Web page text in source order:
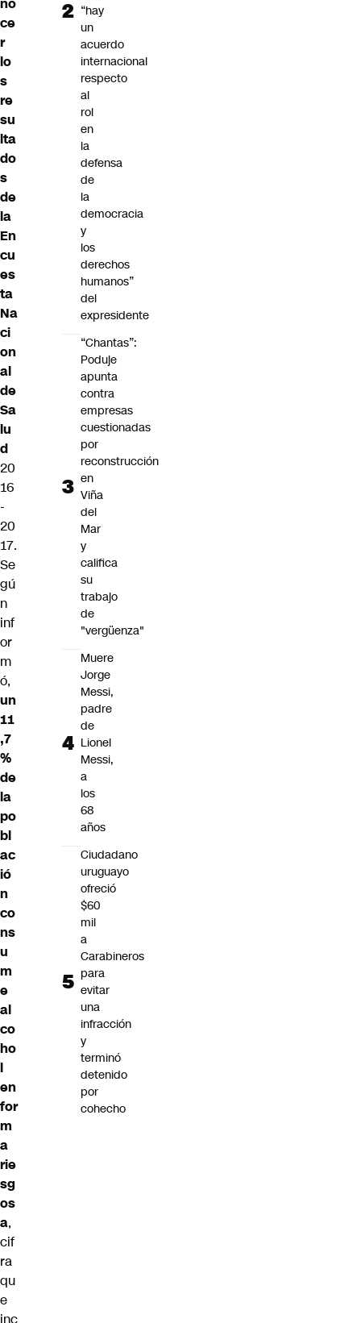
ce
r
lo
s
re
su
lta
do
s
de
la
En
cu
es
ta
Na
ci
on
al
de
Sa
lu
d
20
16
-
20
17.
Se
gú
n
inf
or
m
ó,
un
11
,7
%
de
la
po
bl
ac
ió
n
co
ns
u
m
e
al
co
ho
l
en
for
m
a
rie
sg
os
a,
cif
ra
qu
e
inc
“hay
un
acuerdo
internacional
respecto
al
rol
en
la
defensa
de
la
democracia
y
los
derechos
humanos”
del
expresidente
“Chantas”:
Poduje
apunta
contra
empresas
cuestionadas
por
reconstrucción
en
Viña
del
Mar
y
califica
su
trabajo
de
"vergüenza"
Muere
Jorge
Messi,
padre
de
Lionel
Messi,
a
los
68
años
Ciudadano
uruguayo
ofreció
$60
mil
a
Carabineros
para
evitar
una
infracción
y
terminó
detenido
por
cohecho